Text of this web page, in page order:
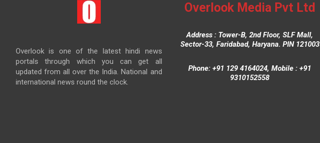
Overlook is one of the latest hindi news
portals through which you can get all
updated from all over the India. National and
international news round the clock.
Overlook Media Pvt Ltd
Address : Tower-B, 2nd Floor, SLF Mall,
Sector-33, Faridabad, Haryana. PIN 121003
Phone: +91 129 4164024, Mobile : +91
9310152558